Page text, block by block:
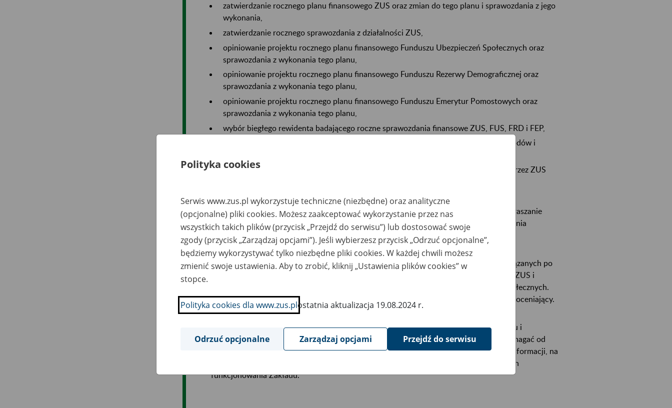
zatwierdzanie rocznego planu finansowego ZUS oraz zmian do tego planu i sprawozdania z jego
wykonania,
zatwierdzanie rocznego sprawozdania z działalności ZUS,
opiniowanie projektu rocznego planu finansowego Funduszu Ubezpieczeń Społecznych oraz
sprawozdania z wykonania tego planu,
opiniowanie projektu rocznego planu finansowego Funduszu Rezerwy Demograficznej oraz
sprawozdania z wykonania tego planu,
opiniowanie projektu rocznego planu finansowego Funduszu Emerytur Pomostowych oraz
sprawozdania z wykonania tego planu,
wybór biegłego rewidenta badającego roczne sprawozdania finansowe ZUS, FUS, FRD i FEP,
wybór aktuariusza sporządzającego opinię do wieloletniej prognozy kroczącej dochodów i
opiniowanie regulaminu konkursu, w którym zostają wyłonione dofinansowywane przez ZUS
opiniowanie projektu statutu ZUS,
opiniowanie projektów aktów prawnych z zakresu ubezpieczeń społecznych oraz zgłaszanie
inicjatyw w tym zakresie kierowanych do ministra właściwego do spraw zabezpieczenia
społecznego.
Powyższy katalog wskazuje, że kompetencje Rady grupują się głównie wokół spraw związanych po
pierwsze z funkcjonowaniem organów zarządzających Zakładem, po drugie z finansami ZUS i
finansami ubezpieczeń społecznych, a po trzecie z legislacją w zakresie ubezpieczeń społecznych.
Część z tych kompetencji ma charakter stanowiąco-decyzyjny, część zaś opiniodawczo-oceniający.
Oprócz realizowania powyższych kompetencji Rada na bieżąco monitoruje stan Zakładu i
prowadzonych przez niego działań. Ustawa systemowa stwierdza, że Rada może się domagać od
Zarządu wszelkich informacji o pracy Zakładu. Daje to Radzie możliwość uzyskiwania informacji, na
podstawie których Rada przeprowadza systematyczny przegląd poszczególnych dziedzin
funkcjonowania Zakładu.
Polityka cookies
Serwis www.zus.pl wykorzystuje techniczne (niezbędne) oraz analityczne
(opcjonalne) pliki cookies. Możesz zaakceptować wykorzystanie przez nas
wszystkich takich plików (przycisk „Przejdź do serwisu”) lub dostosować swoje
zgody (przycisk „Zarządzaj opcjami”). Jeśli wybierzesz przycisk „Odrzuć opcjonalne”,
będziemy wykorzystywać tylko niezbędne pliki cookies. W każdej chwili możesz
zmienić swoje ustawienia. Aby to zrobić, kliknij „Ustawienia plików cookies” w
stopce.
Polityka cookies dla www.zus.plostatnia aktualizacja 19.08.2024 r.
Odrzuć opcjonalne Zarządzaj opcjami Przejdź do serwisu